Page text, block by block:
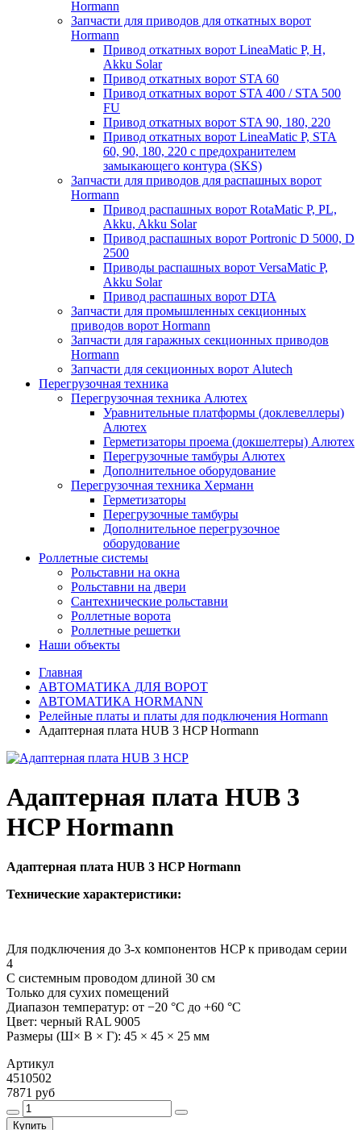
Hormann
Запчасти для приводов для откатных ворот
Hormann
Привод откатных ворот LineaMatic P, H,
Akku Solar
Привод откатных ворот STA 60
Привод откатных ворот STA 400 / STA 500
FU
Привод откатных ворот STA 90, 180, 220
Привод откатных ворот LineaMatic P, STA
60, 90, 180, 220 с предохранителем
замыкающего контура (SKS)
Запчасти для приводов для распашных ворот
Hormann
Привод распашных ворот RotaMatic P, PL,
Akku, Akku Solar
Привод распашных ворот Portronic D 5000, D
2500
Приводы распашных ворот VersaMatic P,
Akku Solar
Привод распашных ворот DTA
Запчасти для промышленных секционных
приводов ворот Hormann
Запчасти для гаражных секционных приводов
Hormann
Запчасти для секционных ворот Alutech
Перегрузочная техника
Перегрузочная техника Алютех
Уравнительные платформы (доклевеллеры)
Алютех
Герметизаторы проема (докшелтеры) Алютех
Перегрузочные тамбуры Алютех
Дополнительное оборудование
Перегрузочная техника Херманн
Герметизаторы
Перегрузочные тамбуры
Дополнительное перегрузочное
оборудование
Роллетные системы
Рольставни на окна
Рольставни на двери
Сантехнические рольставни
Роллетные ворота
Роллетные решетки
Наши объекты
Главная
АВТОМАТИКА ДЛЯ ВОРОТ
АВТОМАТИКА HORMANN
Релейные платы и платы для подключения Hormann
Адаптерная плата HUB 3 HCP Hormann
Адаптерная плата HUB 3
HCP Hormann
Адаптерная плата HUB 3 HCP Hormann
Технические характеристики:
Для подключения до 3-х компонентов HCP к приводам серии
4
С системным проводом длиной 30 см
Только для сухих помещений
Диапазон температур: от −20 °C до +60 °C
Цвет: черный RAL 9005
Размеры (Ш× В × Г): 45 × 45 × 25 мм
Артикул
4510502
7871 руб
Купить